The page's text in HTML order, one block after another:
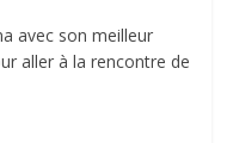
avec son meilleur
aller à la rencontre de